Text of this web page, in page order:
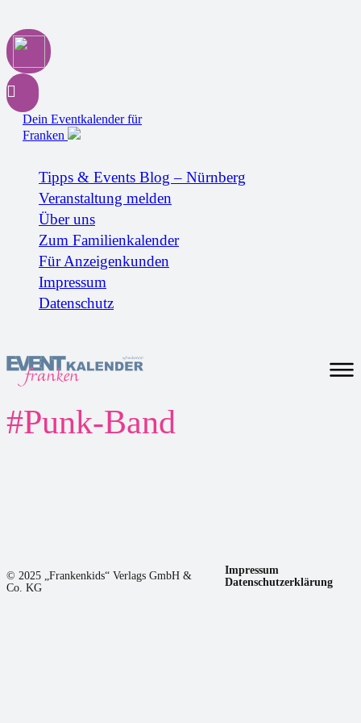
Dein Eventkalender für
Franken
Tipps & Events Blog – Nürnberg
Veranstaltung melden
Über uns
Zum Familienkalender
Für Anzeigenkunden
Impressum
Datenschutz
#Punk-Band
© 2025 „Frankenkids“ Verlags GmbH &
Co. KG
Impressum
Datenschutzerklärung